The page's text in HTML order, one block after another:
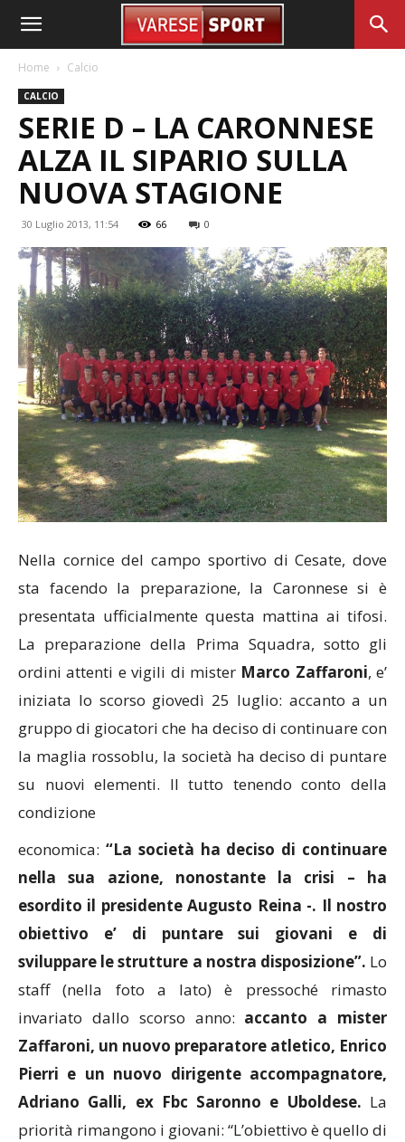
Home Calcio
CALCIO
SERIE D – LA CARONNESE
ALZA IL SIPARIO SULLA
NUOVA STAGIONE
30 Luglio 2013, 11:54 66 0
Nella cornice del campo sportivo di Cesate, dove
sta facendo la preparazione, la Caronnese si è
presentata ufficialmente questa mattina ai tifosi.
La preparazione della Prima Squadra, sotto gli
ordini attenti e vigili di mister Marco Zaffaroni, e’
iniziata lo scorso giovedì 25 luglio: accanto a un
gruppo di giocatori che ha deciso di continuare con
la maglia rossoblu, la società ha deciso di puntare
su nuovi elementi. Il tutto tenendo conto della
condizione
economica: “La società ha deciso di continuare
nella sua azione, nonostante la crisi – ha
esordito il presidente Augusto Reina -. Il nostro
obiettivo e’ di puntare sui giovani e di
sviluppare le strutture a nostra disposizione”. Lo
staff (nella foto a lato) è pressoché rimasto
invariato dallo scorso anno: accanto a mister
Zaffaroni, un nuovo preparatore atletico, Enrico
Pierri e un nuovo dirigente accompagnatore,
Adriano Galli, ex Fbc Saronno e Uboldese. La
priorità rimangono i giovani: “L’obiettivo è quello di